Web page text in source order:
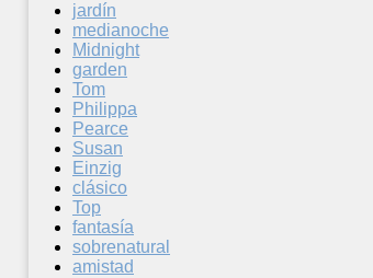
jardín
medianoche
Midnight
garden
Tom
Philippa
Pearce
Susan
Einzig
clásico
Top
fantasía
sobrenatural
amistad